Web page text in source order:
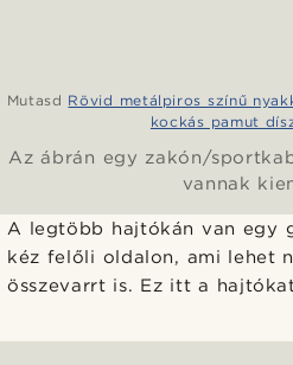
Mutasd Rövid metálpiros színű
kockás pamut
Az ábrán egy zakón/
vannak
A legtöbb hajtókán van egy
kéz felőli oldalon, ami lehet
összevarrt is. Ez itt a